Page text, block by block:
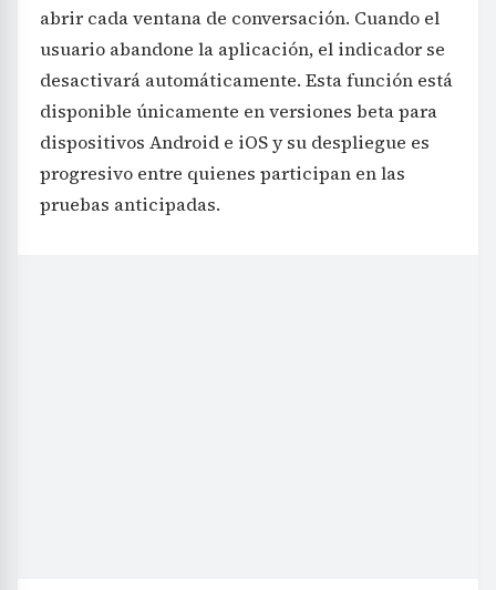
abrir cada ventana de conversación. Cuando el
usuario abandone la aplicación, el indicador se
desactivará automáticamente. Esta función está
disponible únicamente en versiones beta para
dispositivos Android e iOS y su despliegue es
progresivo entre quienes participan en las
pruebas anticipadas.